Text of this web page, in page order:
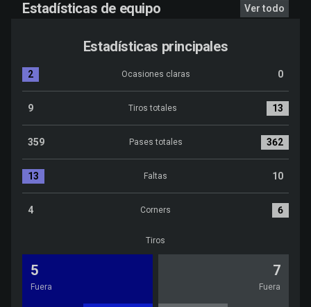
Estadísticas de equipo Ver todo
Estadísticas principales
Ocasiones claras:CD Eldense 2 versus Albacete BP 0
2 Ocasiones claras 0
Tiros totales:CD Eldense 9 versus Albacete BP 13
9 Tiros totales 13
Pases totales:CD Eldense 359 versus Albacete BP 362
359 Pases totales 362
Faltas:CD Eldense 13 versus Albacete BP 10
13 Faltas 10
Corners:CD Eldense 4 versus Albacete BP 6
4 Corners 6
Tiros
5
Fuera
7
Fuera